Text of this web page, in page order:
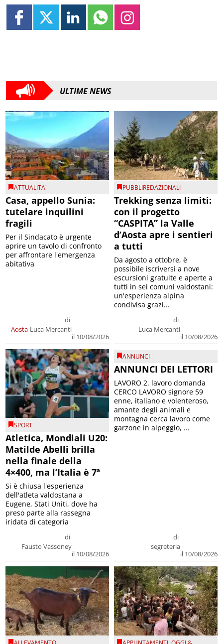
ULTIME NEWS
ATTUALITA'
Casa, appello Sunia:
tutelare inquilini
fragili
Aosta
di
Luca Mercanti
il 10/08/2026
Per il Sindacato è urgente
aprire un tavolo di confronto
per affrontare l'emergenza
abitativa
PUBBLIREDAZIONALI
Trekking senza limiti:
con il progetto
“CASPITA” la Valle
d’Aosta apre i sentieri
a tutti
di
Luca Mercanti
il 10/08/2026
Da agosto a ottobre, è
possibile iscriversi a nove
escursioni gratuite e aperte a
tutti in sei comuni valdostani:
un'esperienza alpina
condivisa grazi...
SPORT
Atletica, Mondiali U20:
Matilde Abelli brilla
nella finale della
4×400, ma l’Italia è 7ª
di
Fausto Vassoney
il 10/08/2026
Si è chiusa l'esperienza
dell'atleta valdostana a
Eugene, Stati Uniti, dove ha
preso parte alla rassegna
iridata di categoria
ANNUNCI
ANNUNCI DEI LETTORI
di
segreteria
il 10/08/2026
LAVORO 2. lavoro domanda
CERCO LAVORO signore 59
enne, italiano e volenteroso,
amante degli animali e
montagna cerca lavoro come
garzone in alpeggio, ...